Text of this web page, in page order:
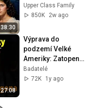
38:30
Lives Today
Upper Class Family
850K
2w ago
27:08
Výprava do
podzemí Velké
Ameriky: Zatopené
chodby a
Hagenovo lůžko
Badatelé
72K
1y ago